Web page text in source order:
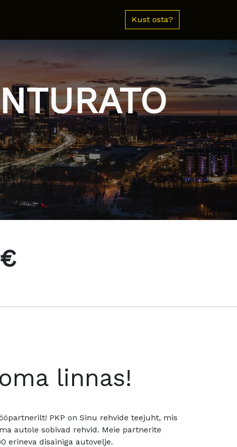
Kust osta?
linnas!
PKP on Sinu rehvide teejuht, mis
autole sobivad rehvid. Meie partnerite
erineva disainiga autovelje.